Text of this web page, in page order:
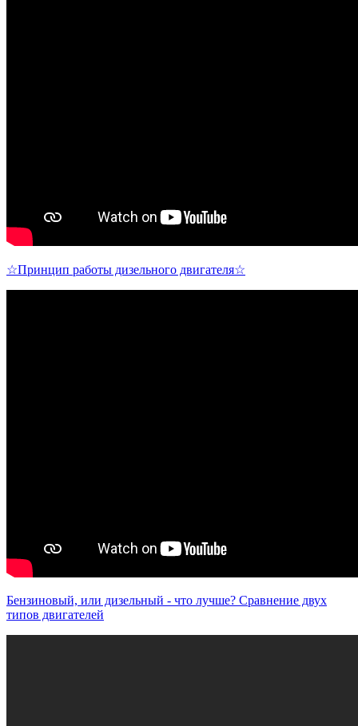
☆Принцип работы дизельного двигателя☆
Бензиновый, или дизельный - что лучше? Сравнение двух
типов двигателей